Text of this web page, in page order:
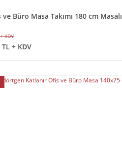
Büro Masa Takımı 180 cm Masalı
KDV
+ KDV